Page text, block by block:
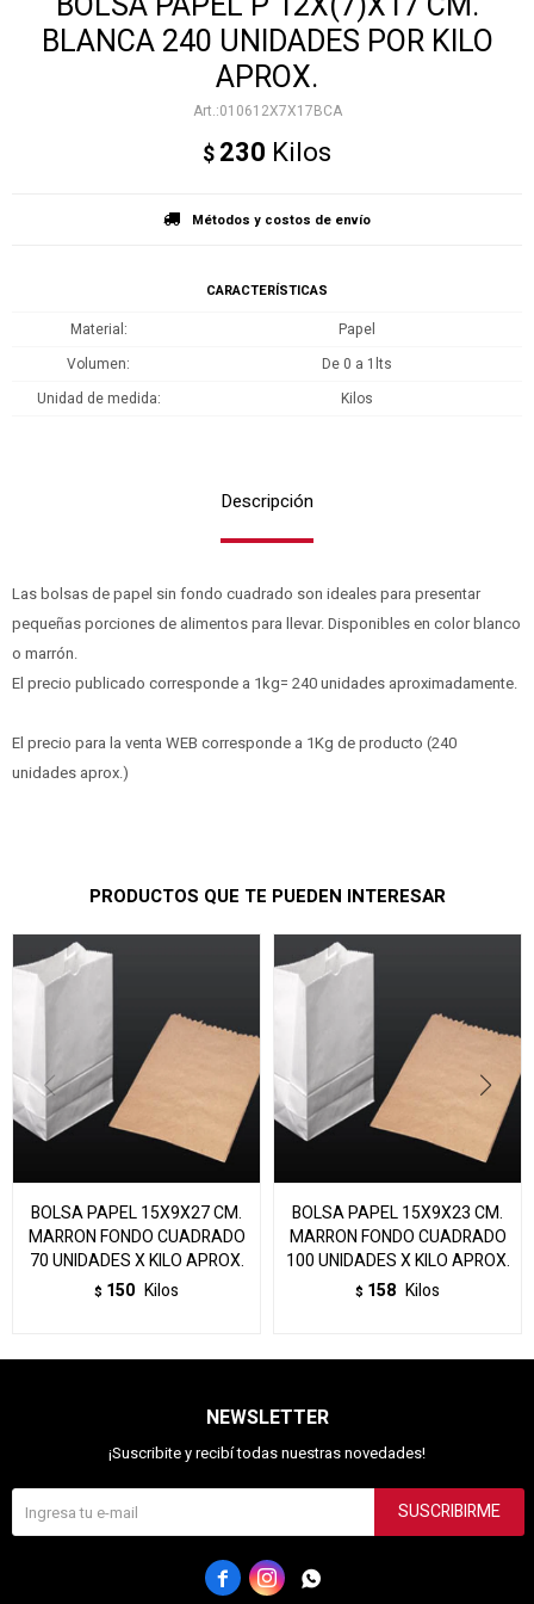
BLANCA 240 UNIDADES POR KILO
APROX.
010612X7X17BCA
$ 230 Kilos
Métodos y costos de envío
CARACTERÍSTICAS
Material
Papel
Volumen
De 0 a 1lts
Unidad de medida
Kilos
Descripción
Las bolsas de papel sin fondo cuadrado son ideales para presentar
pequeñas porciones de alimentos para llevar. Disponibles en color blanco
o marrón.
El precio publicado corresponde a 1kg= 240 unidades aproximadamente.
El precio para la venta WEB corresponde a 1Kg de producto (240
unidades aprox.)
PRODUCTOS QUE TE PUEDEN INTERESAR
BOLSA PAPEL 15X9X27 CM.
MARRON FONDO CUADRADO
70 UNIDADES X KILO APROX.
$ 150 Kilos
BOLSA PAPEL 15X9X23 CM.
MARRON FONDO CUADRADO
100 UNIDADES X KILO APROX.
$ 158 Kilos
NEWSLETTER
¡Suscribite y recibí todas nuestras novedades!
SUSCRIBIRME
  